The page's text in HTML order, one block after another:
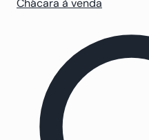
Chácara à venda